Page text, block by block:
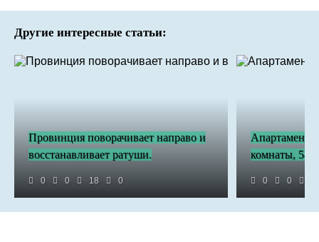
Другие интересные статьи:
Провинция поворачивает направо и
восстанавливает ратуши.
0 0 18 0
Апартаменты
комнаты,
0 0